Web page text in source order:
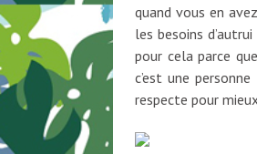
quand vous en
les besoins
pour cela parce
c’est une
respecte pour